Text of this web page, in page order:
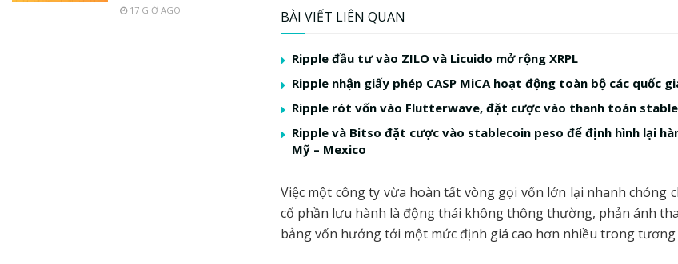
BÀI VIẾT LIÊN QUAN
Ripple đầu tư vào ZILO và Licuido mở rộng XRPL
Ripple nhận giấy phép CASP MiCA hoạt động toàn bộ các quốc
Ripple rót vốn vào Flutterwave, đặt cược vào thanh toán
Ripple và Bitso đặt cược vào stablecoin peso để định hình lại
Mỹ – Mexico
Việc một công ty vừa hoàn tất vòng gọi vốn lớn lại nhanh chóng
cổ phần lưu hành là động thái không thông thường, phản ánh
bảng vốn hướng tới một mức định giá cao hơn nhiều trong tương
17 GIỜ AGO